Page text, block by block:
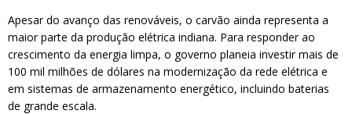
Apesar do avanço das renováveis, o carvão ainda representa a
maior parte da produção elétrica indiana. Para responder ao
crescimento da energia limpa, o governo planeia investir mais de
100 mil milhões de dólares na modernização da rede elétrica e
em sistemas de armazenamento energético, incluindo baterias
de grande escala.